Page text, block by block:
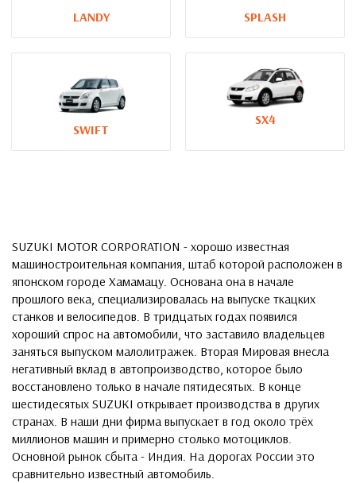
LANDY SPLASH
SWIFT
SX4
SUZUKI MOTOR CORPORATION - хорошо известная
машиностроительная компания, штаб которой расположен в
японском городе Хамамацу. Основана она в начале
прошлого века, специализировалась на выпуске ткацких
станков и велосипедов. В тридцатых годах появился
хороший спрос на автомобили, что заставило владельцев
заняться выпуском малолитражек. Вторая Мировая внесла
негативный вклад в автопроизводство, которое было
восстановлено только в начале пятидесятых. В конце
шестидесятых SUZUKI открывает производства в других
странах. В наши дни фирма выпускает в год около трёх
миллионов машин и примерно столько мотоциклов.
Основной рынок сбыта - Индия. На дорогах России это
сравнительно известный автомобиль.